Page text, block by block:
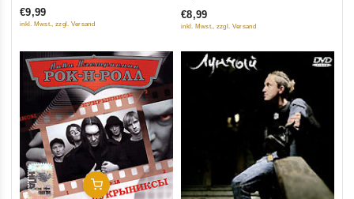
5
€9,99
inkl. Mwst., zzgl. Versand
5
€8,99
inkl. Mwst., zzgl. Versand
Добавить В Корзину